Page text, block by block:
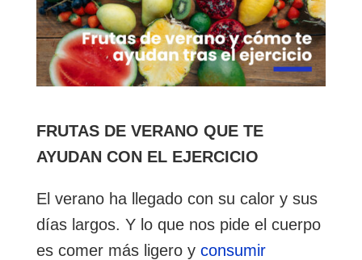
FRUTAS DE VERANO QUE TE
AYUDAN CON EL EJERCICIO
El verano ha llegado con su calor y sus
días largos. Y lo que nos pide el cuerpo
es comer más ligero y consumir